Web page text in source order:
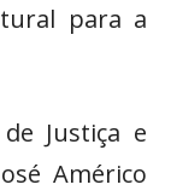
para a
Justiça e
Américo